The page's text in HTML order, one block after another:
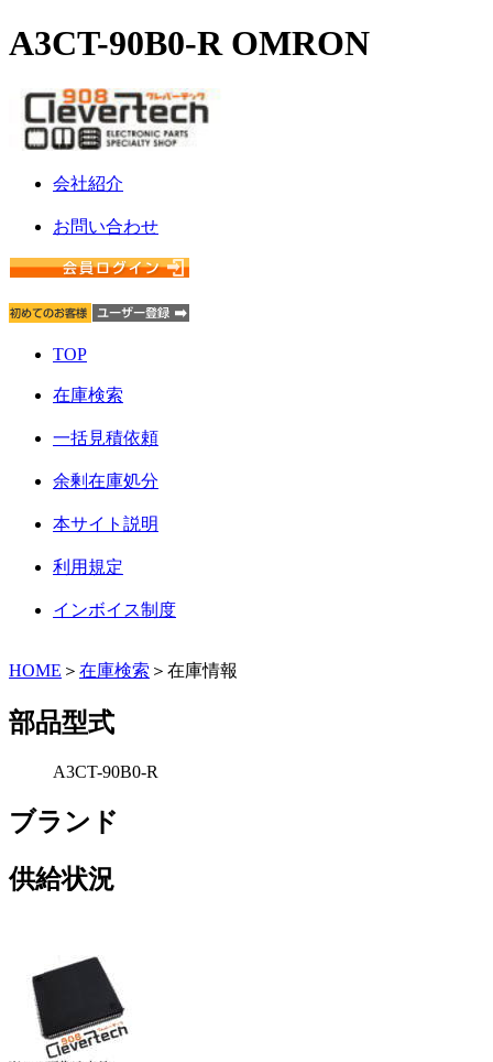
A3CT-90B0-R OMRON
会社紹介
お問い合わせ
TOP
在庫検索
一括見積依頼
余剰在庫処分
本サイト説明
利用規定
インボイス制度
HOME ＞ 在庫検索 ＞在庫情報
部品型式
A3CT-90B0-R
ブランド
供給状況